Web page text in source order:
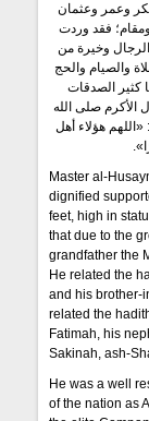
وعمر وعثمان
فقد وردت
وخيرة من
والصيام والحج
كثير الصدقات
صلى الله
هؤلاء أهل
Master al-
dignified
feet, high in
that due to the
grandfather the
He related the
and his brother-
related the
Fatimah, his
Sakinah, ash-
He was a well
of the nation as